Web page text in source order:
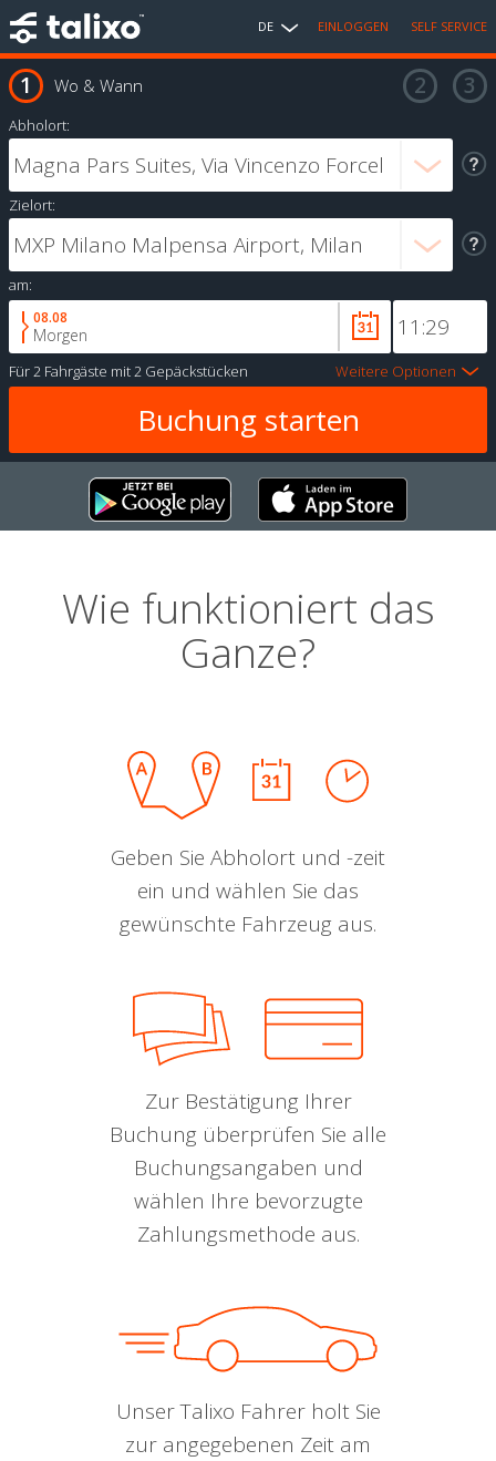
DE EINLOGGEN SELF SERVICE
Wo & Wann
Abholort:
Zielort:
am:
08.08
Morgen
Für2 Fahrgäste mit2 Gepäckstücken Weitere Optionen
Wie funktioniert das
Ganze?
Geben Sie Abholort und -zeit
ein und wählen Sie das
gewünschte Fahrzeug aus.
Zur Bestätigung Ihrer
Buchung überprüfen Sie alle
Buchungsangaben und
wählen Ihre bevorzugte
Zahlungsmethode aus.
Unser Talixo Fahrer holt Sie
zur angegebenen Zeit am